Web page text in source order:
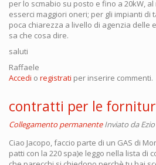
per lo scmabio su posto e fino a 20kW,
esserci maggiori oneri; per gli impianti di
poca chiarezza a livello di agenzia delle
sa che cosa dire.
saluti
Raffaele
Accedi o registrati per inserire commenti.
contratti per le
Collegamento permanente Inviato daEzio
Ciao Jacopo, faccio parte di un GAS di
patti con la 220 spa)e leggo nella lista di